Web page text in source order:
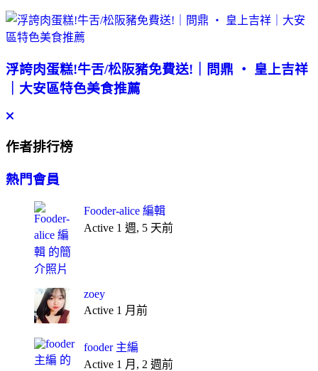
浮誇肉蛋糕!牛舌/松阪豬免費送!｜問鼎 ‧ 皇上吉祥
｜大安區特色美食推薦
作者排行榜
熱門會員
Fooder-alice 編輯
Active 1 週, 5 天前
zoey
Active 1 月前
fooder 主編
Active 1 月, 2 週前